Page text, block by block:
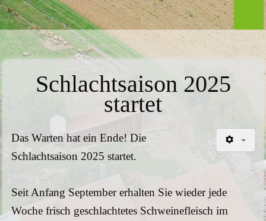
AKTUELLES
VERMARKTUNG
Öffnungszeiten
Sortiment
Hausler Getränkemarkt
Schlachtsaison 2025
startet
Das Warten hat ein Ende! Die
Schlachtsaison 2025 startet.
Seit Anfang September erhalten Sie wieder jede
Woche frisch geschlachtetes Schweinefleisch im